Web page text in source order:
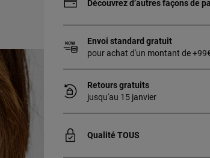
billes intercalées. Fermoirs
belges. Longueur chaîne : 6 cm.
Découvrez d’autres façons de
Envoi standard gratuit
pour achat d'un montant de
Retours gratuits
jusqu'au 15 janvier
Qualité TOUS